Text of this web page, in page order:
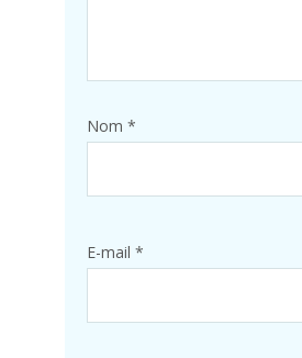
Nom *
E-mail *